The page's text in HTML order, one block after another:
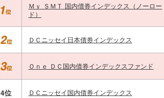
Ｍｙ ＳＭＴ 国内債券インデックス（ノーロー
ド）
ＤＣニッセイ日本債券インデックス
Ｏｎｅ ＤＣ国内債券インデックスファンド
4位 ＤＣニッセイ国内債券インデックス